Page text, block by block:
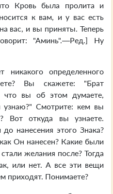
Кровь была пролита и
к вам, и у вас есть
вас, и вы приняты. Теперь
"Аминь".—Ред.] Ну
никакого определенного
Вы скажете: "Брат
вы об этом думаете,
Смотрите: кем вы
Вот откуда вы узнаете.
нанесения этого Знака?
Он нанесен? Какие были
желания после? Тогда
или нет. А все эти вещи
приходят. Понимаете?